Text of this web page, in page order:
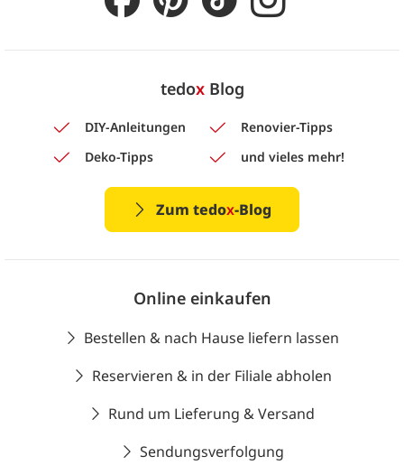
tedoxBlog
DIY-Anleitungen
Renovier-Tipps
Deko-Tipps
und vieles mehr!
Zum tedox-Blog
Online einkaufen
Bestellen & nach Hause liefern lassen
Reservieren & in der Filiale abholen
Rund um Lieferung & Versand
Sendungsverfolgung